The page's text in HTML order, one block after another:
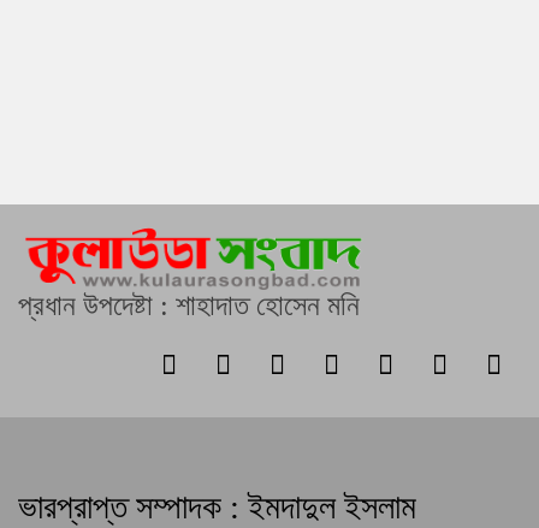
প্রধান উপদেষ্টা : শাহাদাত হোসেন মনি
ভারপ্রাপ্ত সম্পাদক : ইমদাদুল ইসলাম